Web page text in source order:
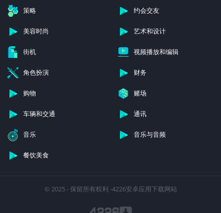
策略 约会交友
美容时尚 艺术和设计
街机 视频播放和编辑
角色扮演 财务
购物 赌场
车辆和交通 通讯
音乐 音乐与音频
餐饮美食
© 2025 - 保留所有权利 -4226安卓应用下载网站